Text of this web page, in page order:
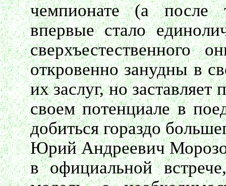
чемпионате (а после
впервые стало
откровенно занудны в
их заслуг, но
своем потенциале в
добиться гораздо
Юрий Андреевич
в официальной